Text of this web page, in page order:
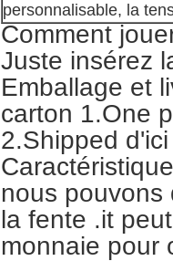
personnalisable, la
Comment
Juste insérez
Emballage et
carton 1.One
2.Shipped
nous
la fente .it
monnaie pour